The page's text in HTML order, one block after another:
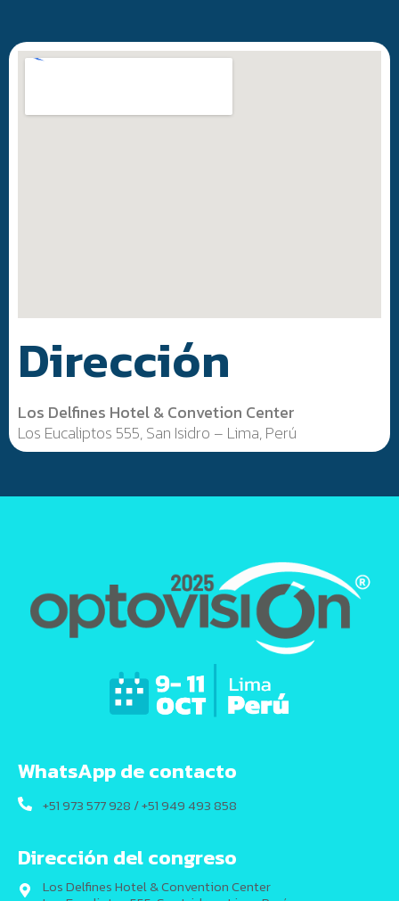
Dirección
Los Delfines Hotel & Convetion Center
Los Eucaliptos 555, San Isidro – Lima, Perú
WhatsApp de contacto
+51 973 577 928 / +51 949 493 858
Dirección del congreso
Los Delfines Hotel & Convention Center